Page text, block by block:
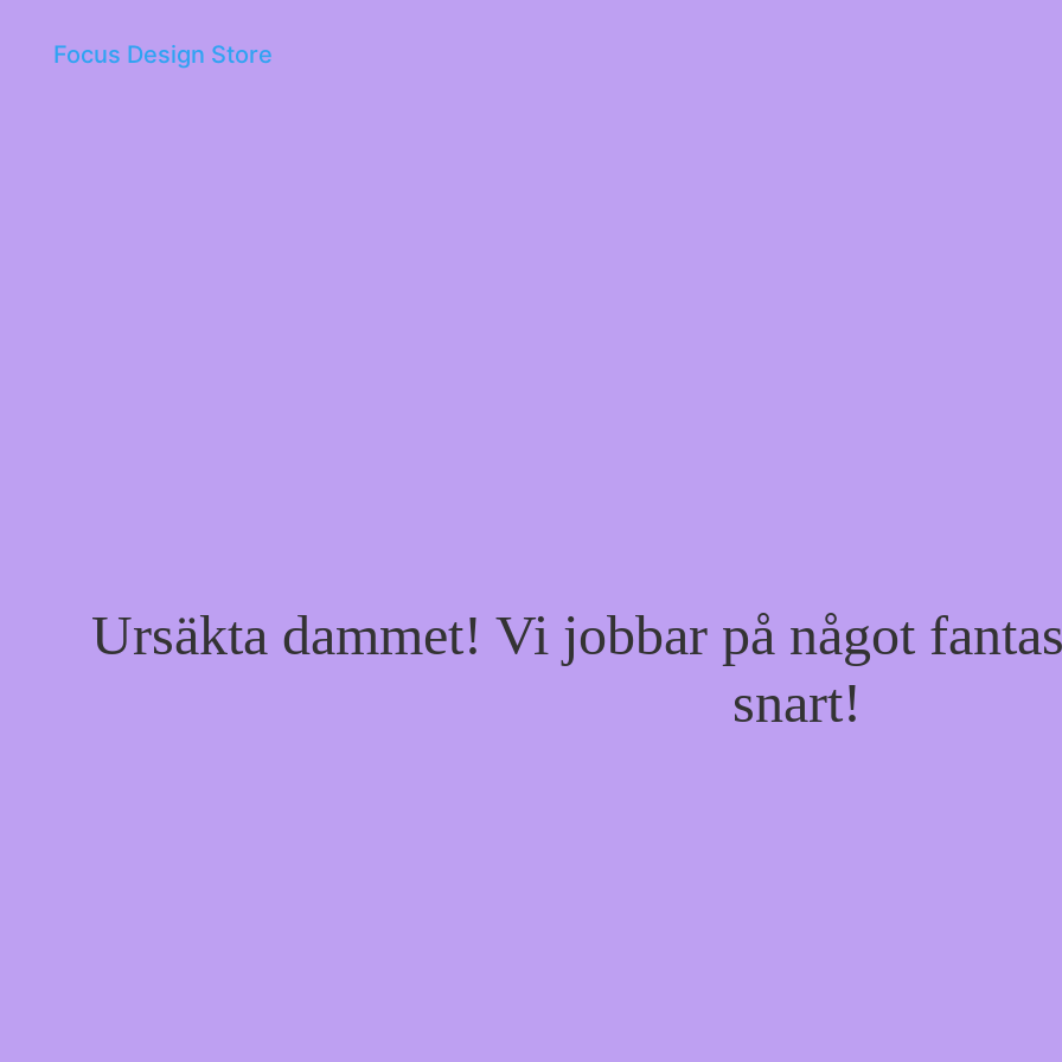
Focus Design Store
Ursäkta dammet! Vi jobbar på något
snart!